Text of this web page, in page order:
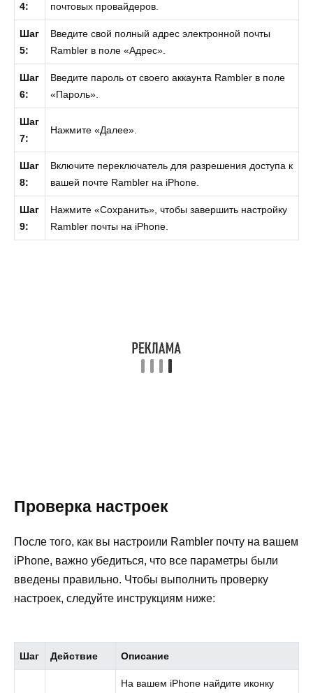
4:
почтовых провайдеров.
Шаг
5:
Введите свой полный адрес электронной почты
Rambler в поле «Адрес».
Шаг
6:
Введите пароль от своего аккаунта Rambler в поле
«Пароль».
Шаг
7:
Нажмите «Далее».
Шаг
8:
Включите переключатель для разрешения доступа к
вашей почте Rambler на iPhone.
Шаг
9:
Нажмите «Сохранить», чтобы завершить настройку
Rambler почты на iPhone.
Проверка настроек
После того, как вы настроили Rambler почту на вашем
iPhone, важно убедиться, что все параметры были
введены правильно. Чтобы выполнить проверку
настроек, следуйте инструкциям ниже:
Шаг Действие Описание
На вашем iPhone найдите иконку